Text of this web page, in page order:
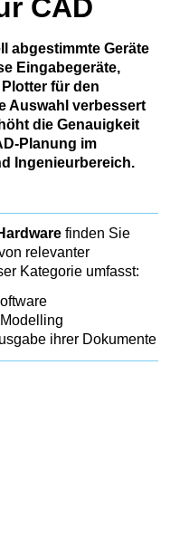
CAD
abgestimmte Geräte
Eingabegeräte,
für den
Auswahl verbessert
die Genauigkeit
Planung im
Ingenieurbereich.
finden Sie
relevanter
Kategorie umfasst:
ihrer Dokumente